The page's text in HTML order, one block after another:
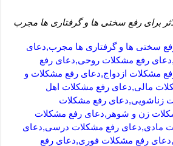
برای رفع سختی ها و گرفتاری ها مجرب
رفع سختی ها و گرفتاری ها مجرب,دعای
رفع مشکلات روحی,دعای رفع
مشکلات ازدواج,دعای رفع مشکلات و
مالی,دعای رفع مشکلات اهل
زناشویی,دعای رفع مشکلات
زن و شوهر,دعای رفع مشکلات
مادی,دعای رفع مشکلات درسی,دعای
رفع مشکلات فوری,دعای رفع